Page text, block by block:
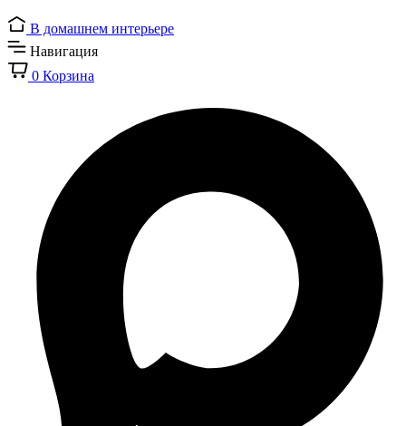
В домашнем интерьере
Навигация
0 Корзина